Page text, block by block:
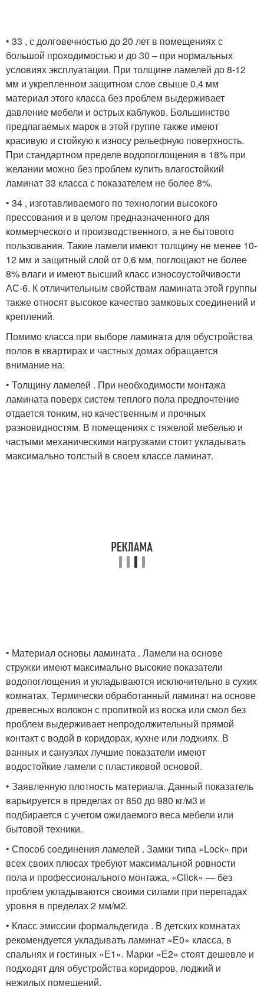
• 33 , с долговечностью до 20 лет в помещениях с
большой проходимостью и до 30 – при нормальных
условиях эксплуатации. При толщине ламелей до 8-12
мм и укрепленном защитном слое свыше 0,4 мм
материал этого класса без проблем выдерживает
давление мебели и острых каблуков. Большинство
предлагаемых марок в этой группе также имеют
красивую и стойкую к износу рельефную поверхность.
При стандартном пределе водопоглощения в 18% при
желании можно без проблем купить влагостойкий
ламинат 33 класса с показателем не более 8%.
• 34 , изготавливаемого по технологии высокого
прессования и в целом предназначенного для
коммерческого и производственного, а не бытового
пользования. Такие ламели имеют толщину не менее 10-
12 мм и защитный слой от 0,6 мм, поглощают не более
8% влаги и имеют высший класс износоустойчивости
АС-6. К отличительным свойствам ламината этой группы
также относят высокое качество замковых соединений и
креплений.
Помимо класса при выборе ламината для обустройства
полов в квартирах и частных домах обращается
внимание на:
• Толщину ламелей . При необходимости монтажа
ламината поверх систем теплого пола предпочтение
отдается тонким, но качественным и прочных
разновидностям. В помещениях с тяжелой мебелью и
частыми механическими нагрузками стоит укладывать
максимально толстый в своем классе ламинат.
• Материал основы ламината . Ламели на основе
стружки имеют максимально высокие показатели
водопоглощения и укладываются исключительно в сухих
комнатах. Термически обработанный ламинат на основе
древесных волокон с пропиткой из воска или смол без
проблем выдерживает непродолжительный прямой
контакт с водой в коридорах, кухне или лоджиях. В
ванных и санузлах лучшие показатели имеют
водостойкие ламели с пластиковой основой.
• Заявленную плотность материала. Данный показатель
варьируется в пределах от 850 до 980 кг/м3 и
подбирается с учетом ожидаемого веса мебели или
бытовой техники.
• Способ соединения ламелей . Замки типа «Lock» при
всех своих плюсах требуют максимальной ровности
пола и профессионального монтажа, «Click» — без
проблем укладываются своими силами при перепадах
уровня в пределах 2 мм/м2.
• Класс эмиссии формальдегида . В детских комнатах
рекомендуется укладывать ламинат «Е0» класса, в
спальнях и гостиных «Е1». Марки «Е2» стоят дешевле и
подходят для обустройства коридоров, лоджий и
нежилых помещений.